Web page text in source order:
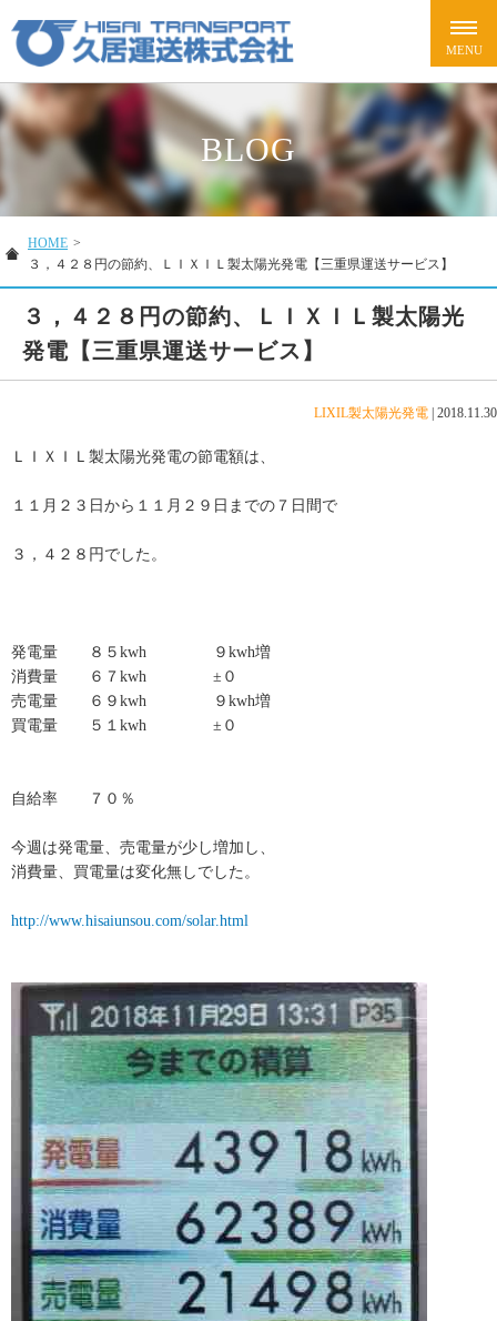
BLOG
HOME >
３，４２８円の節約、ＬＩＸＩＬ製太陽光発電【三重県運送サービス】
３，４２８円の節約、ＬＩＸＩＬ製太陽光
発電【三重県運送サービス】
LIXIL製太陽光発電 2018.11.30
ＬＩＸＩＬ製太陽光発電の節電額は、
１１月２３日から１１月２９日までの７日間で
３，４２８円でした。
発電量 ８５kwh ９kwh増
消費量 ６７kwh ±０
売電量 ６９kwh ９kwh増
買電量 ５１kwh ±０
自給率 ７０％
今週は発電量、売電量が少し増加し、
消費量、買電量は変化無しでした。
http://www.hisaiunsou.com/solar.html